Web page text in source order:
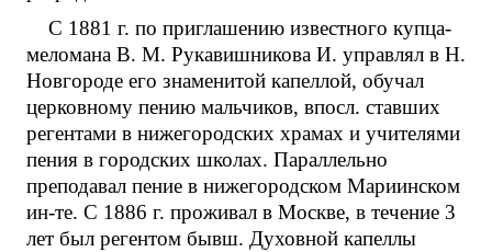
С 1881 г. по приглашению известного купца-
меломана В. М. Рукавишникова И. управлял в Н.
Новгороде его знаменитой капеллой, обучал
церковному пению мальчиков, впосл. ставших
регентами в нижегородских храмах и учителями
пения в городских школах. Параллельно
преподавал пение в нижегородском Мариинском
ин-те. С 1886 г. проживал в Москве, в течение 3
лет был регентом бывш. Духовной капеллы